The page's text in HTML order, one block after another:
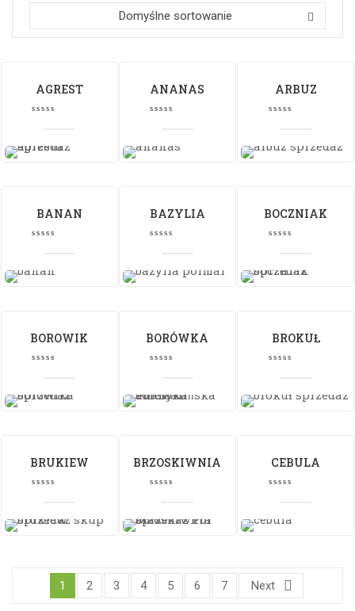
Domyślne sortowanie
AGREST ANANAS ARBUZ
BANAN BAZYLIA BOCZNIAK
BOROWIK
SZLACHETNY
BORÓWKA BROKUŁ
BRUKIEW BRZOSKIWNIA CEBULA
1 2 3 4 5 6 7 Next